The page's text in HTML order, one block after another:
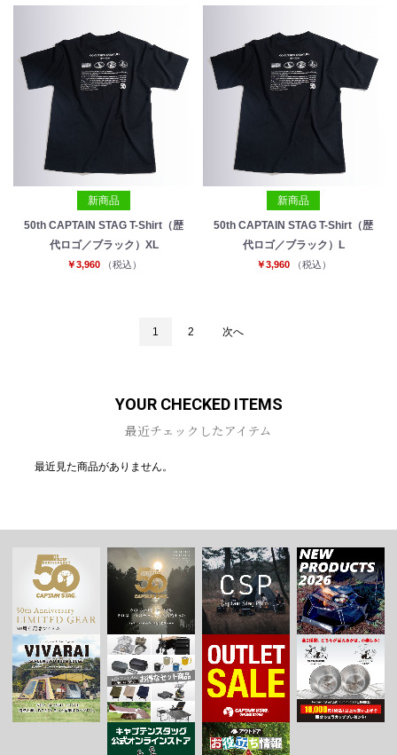
新商品
50th CAPTAIN STAG T-Shirt（歴
代ロゴ／ブラック）XL
￥3,960 （税込）
新商品
50th CAPTAIN STAG T-Shirt（歴
代ロゴ／ブラック）L
￥3,960 （税込）
1 2 次へ
YOUR CHECKED ITEMS
最近チェックしたアイテム
最近見た商品がありません。